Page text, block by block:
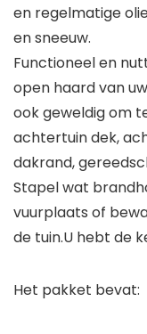
en regelmatige
en sneeuw.
Functioneel en
open haard van
ook geweldig om
achtertuin dek,
dakrand,
Stapel wat
vuurplaats of
de tuin.U hebt de
Het pakket bevat: